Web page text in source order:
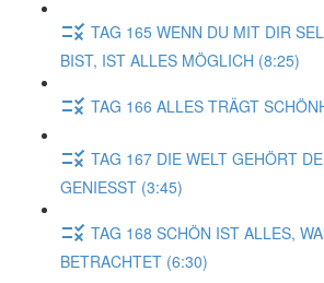
TAG 165 WENN DU MIT DIR
BIST, IST ALLES MÖGLICH (8:25)
TAG 166 ALLES TRÄGT
TAG 167 DIE WELT GEHÖRT
GENIESST (3:45)
TAG 168 SCHÖN IST ALLES,
BETRACHTET (6:30)